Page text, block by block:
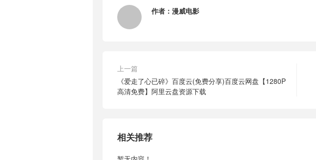
作者： 漫威电影
上一篇
《爱走了心已碎》百度云(免费分享)百度云网盘【1280P
高清免费】阿里云盘资源下载
相关推荐